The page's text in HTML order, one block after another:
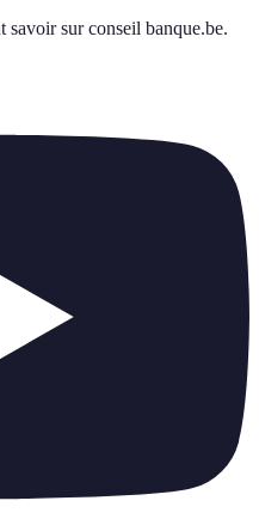
savoir sur conseil banque.be.